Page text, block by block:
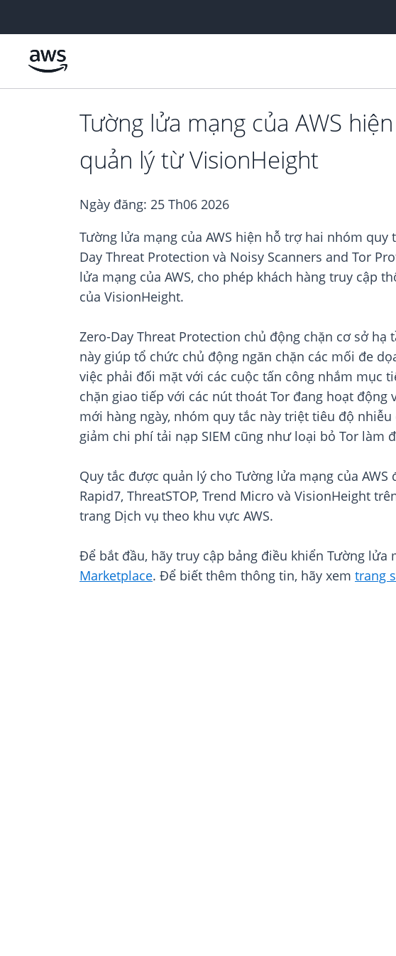
Tường lửa mạng của AWS
quản lý từ VisionHeight
Ngày đăng: 25 Th06 2026
Tường lửa mạng của AWS hiện hỗ trợ hai nhóm
Day Threat Protection và Noisy Scanners and Tor
lửa mạng của AWS, cho phép khách hàng truy cập
của VisionHeight.
Zero-Day Threat Protection chủ động chặn cơ sở
này giúp tổ chức chủ động ngăn chặn các mối đe
việc phải đối mặt với các cuộc tấn công nhắm mục
chặn giao tiếp với các nút thoát Tor đang hoạt
mới hàng ngày, nhóm quy tắc này triệt tiêu độ
giảm chi phí tải nạp SIEM cũng như loại bỏ Tor
Quy tắc được quản lý cho Tường lửa mạng của
Rapid7, ThreatSTOP, Trend Micro và VisionHeight
trang Dịch vụ theo khu vực AWS.
Để bắt đầu, hãy truy cập bảng điều khiển Tường lửa
Marketplace. Để biết thêm thông tin, hãy xem trang